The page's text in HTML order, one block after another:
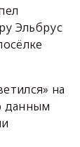
Эльбрус
на
данным